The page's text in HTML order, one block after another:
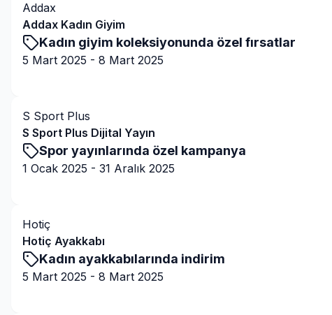
Addax
Addax Kadın Giyim
Kadın giyim koleksiyonunda özel fırsatlar
5 Mart 2025 - 8 Mart 2025
S Sport Plus
S Sport Plus Dijital Yayın
Spor yayınlarında özel kampanya
1 Ocak 2025 - 31 Aralık 2025
Hotiç
Hotiç Ayakkabı
Kadın ayakkabılarında indirim
5 Mart 2025 - 8 Mart 2025